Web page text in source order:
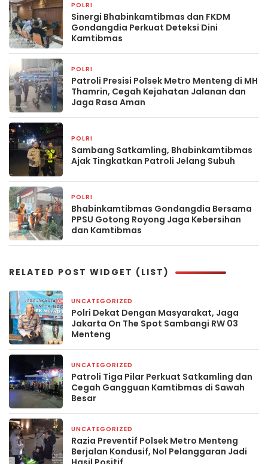
POLRI
Sinergi Bhabinkamtibmas dan FKDM
Gondangdia Perkuat Deteksi Dini
Kamtibmas
POLRI
Patroli Presisi Polsek Metro Menteng di MH
Thamrin, Cegah Kejahatan Jalanan dan
Jaga Rasa Aman
POLRI
Sambang Satkamling, Bhabinkamtibmas
Ajak Tingkatkan Patroli Jelang Subuh
POLRI
Bhabinkamtibmas Gondangdia Bersama
PPSU Gotong Royong Jaga Kebersihan
dan Kamtibmas
RELATED POST WIDGET (LIST)
UNCATEGORIZED
Polri Dekat Dengan Masyarakat, Jaga
Jakarta On The Spot Sambangi RW 03
Menteng
UNCATEGORIZED
Patroli Tiga Pilar Perkuat Satkamling dan
Cegah Gangguan Kamtibmas di Sawah
Besar
UNCATEGORIZED
Razia Preventif Polsek Metro Menteng
Berjalan Kondusif, Nol Pelanggaran Jadi